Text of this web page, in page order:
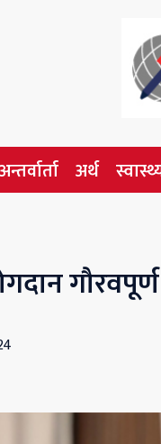
अन्तर्वार्ता अर्थ